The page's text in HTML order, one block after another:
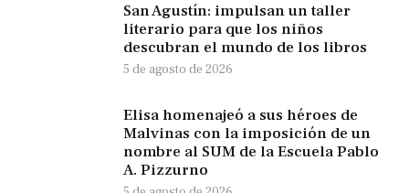
San Agustín: impulsan un taller
literario para que los niños
descubran el mundo de los libros
5 de agosto de 2026
Elisa homenajeó a sus héroes de
Malvinas con la imposición de un
nombre al SUM de la Escuela Pablo
A. Pizzurno